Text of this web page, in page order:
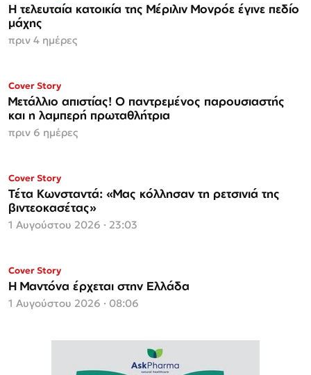
Η τελευταία κατοικία της Μέριλιν Μονρόε έγινε πεδίο
μάχης
πριν 4 ημέρες
ΜΟΝΟ ΣΤΗΝ
Espresso
Cover Story
Μετάλλιο απιστίας! Ο παντρεμένος παρουσιαστής
και η λαμπερή πρωταθλήτρια
πριν 6 ημέρες
ΜΟΝΟ ΣΤΗΝ
Espresso
Cover Story
Τέτα Κωνσταντά: «Μας κόλλησαν τη ρετσινιά της
βιντεοκασέτας»
1 Αυγούστου 2026 · 23:03
Cover Story
Η Μαντόνα έρχεται στην Ελλάδα
1 Αυγούστου 2026 · 08:06